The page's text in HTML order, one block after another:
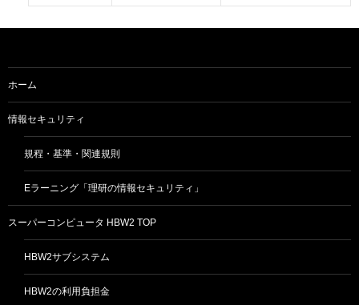
ホーム
情報セキュリティ
規程・基準・関連規則
Eラーニング「理研の情報セキュリティ」
スーパーコンピュータ HBW2 TOP
HBW2サブシステム
HBW2の利用負担金